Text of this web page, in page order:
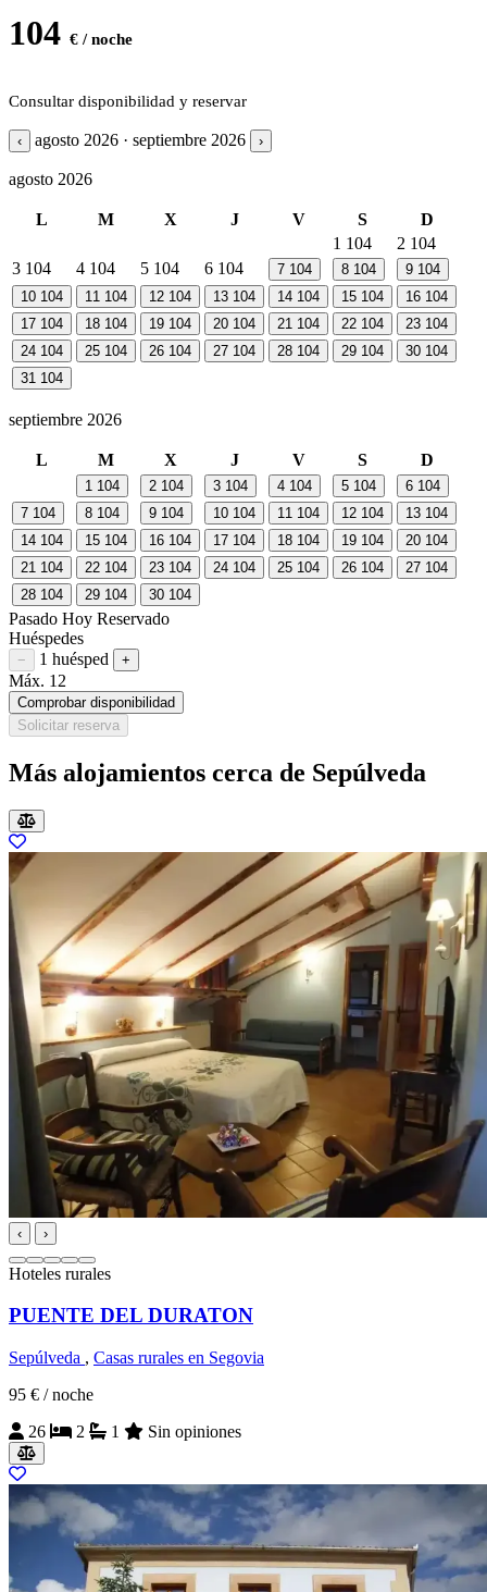
104 € / noche
Consultar disponibilidad y reservar
‹ agosto 2026 · septiembre 2026 ›
agosto 2026
L M X J V S
D
1 104 2 104
3 104 4 104 5 104 6 104 7 104 8 104 9 104
10 104 11 104 12 104 13 104 14 104 15 104 16 104
17 104 18 104 19 104 20 104 21 104 22 104 23 104
24 104 25 104 26 104 27 104 28 104 29 104 30 104
31 104
septiembre 2026
L M X J V S D
1 104 2 104 3 104 4 104 5 104 6 104
7 104 8 104 9 104 10 104 11 104 12 104 13 104
14 104 15 104 16 104 17 104 18 104 19 104 20 104
21 104 22 104 23 104 24 104 25 104 26 104 27 104
28 104 29 104 30 104
Pasado Hoy Reservado
Huéspedes
Restar huésped
− 1 huésped Sumar huésped
+
Máx. 12
Comprobar disponibilidad
Solicitar reserva
Más alojamientos cerca de Sepúlveda
‹ ›
Hoteles rurales
PUENTE DEL DURATON
Sepúlveda , Casas rurales en Segovia
95 € / noche
26
2 1 Sin opiniones